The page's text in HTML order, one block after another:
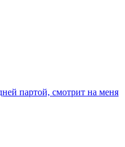
партой, смотрит на меня